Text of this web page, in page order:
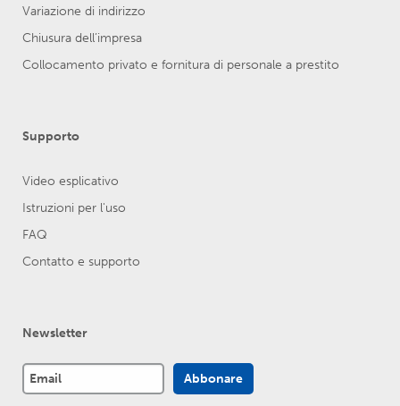
Variazione di indirizzo
Chiusura dell’impresa
Collocamento privato e fornitura di personale a prestito
Supporto
Video esplicativo
Istruzioni per l'uso
FAQ
Contatto e supporto
Newsletter